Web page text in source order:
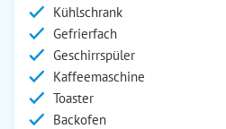
Kühlschrank
Gefrierfach
Geschirrspüler
Kaffeemaschine
Toaster
Backofen